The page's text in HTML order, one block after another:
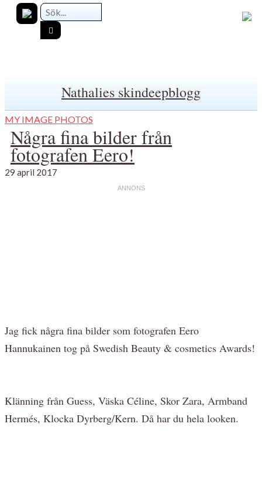
Nathalies skindeepblogg
MY IMAGE PHOTOS
Några fina bilder från
fotografen Eero!
29 april 2017
Jag fick några fina bilder som fotografen Eero
Hannukainen tog på Swedish Beauty & cosmetics Awards!
Klänning från Guess, Väska Céline, Skor Zara, Armband
Hermés, Klocka Dyrberg/Kern. Då har du hela looken.